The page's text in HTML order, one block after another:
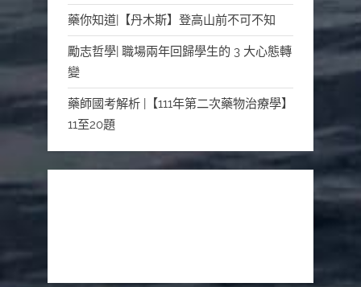
藥你知道|【丹木斯】登高山前不可不知
勵志哲學| 職場兩年回歸學生的 3️ 大心態轉
變
藥師國考解析 |【111年第二次藥物治療學】
11至20題